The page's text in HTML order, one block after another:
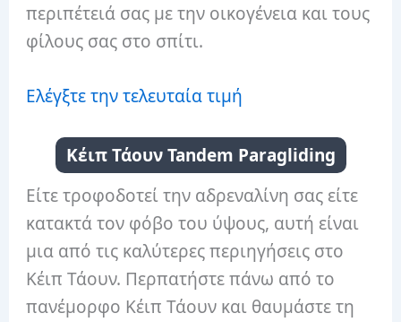
περιπέτειά σας με την οικογένεια και τους
φίλους σας στο σπίτι.
Ελέγξτε την τελευταία τιμή
Κέιπ Τάουν Tandem Paragliding
Είτε τροφοδοτεί την αδρεναλίνη σας είτε
κατακτά τον φόβο του ύψους, αυτή είναι
μια από τις καλύτερες περιηγήσεις στο
Κέιπ Τάουν. Περπατήστε πάνω από το
πανέμορφο Κέιπ Τάουν και θαυμάστε τη